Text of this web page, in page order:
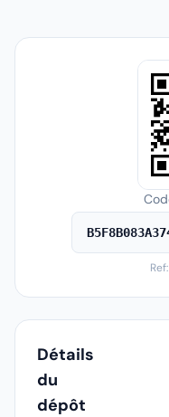
Détails
du
dépôt